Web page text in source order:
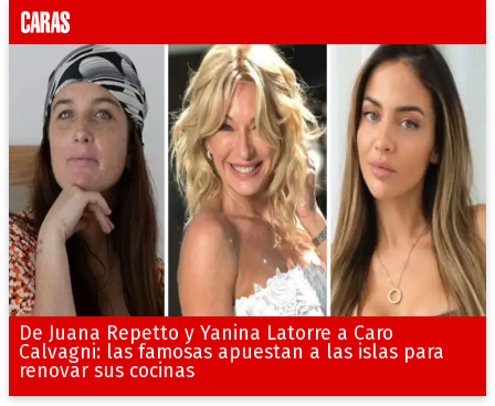
De Juana Repetto y Yanina Latorre a Caro
Calvagni: las famosas apuestan a las islas para
renovar sus cocinas